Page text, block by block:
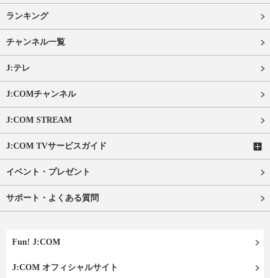
ランキング
チャンネル一覧
J:テレ
J:COMチャンネル
J:COM STREAM
J:COM TVサービスガイド
イベント・プレゼント
サポート・よくある質問
Fun! J:COM
J:COM オフィシャルサイト